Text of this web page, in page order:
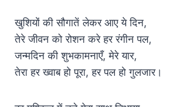
खुशियों की सौगातें लेकर आए ये दिन,
तेरे जीवन को रोशन करे हर रंगीन पल,
जन्मदिन की शुभकामनाएँ, मेरे यार,
तेरा हर ख्वाब हो पूरा, हर पल हो गुलजार।